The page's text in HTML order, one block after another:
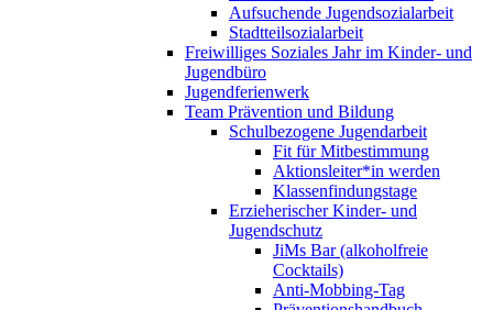
Aufsuchende Jugendsozialarbeit
Stadtteilsozialarbeit
Freiwilliges Soziales Jahr im Kinder- und
Jugendbüro
Jugendferienwerk
Team Prävention und Bildung
Schulbezogene Jugendarbeit
Fit für Mitbestimmung
Aktionsleiter*in werden
Klassenfindungstage
Erzieherischer Kinder- und
Jugendschutz
JiMs Bar (alkoholfreie
Cocktails)
Anti-Mobbing-Tag